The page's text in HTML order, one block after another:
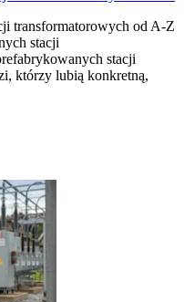
transformatorowych od A-Z
stacji
stacji
którzy lubią konkretną,